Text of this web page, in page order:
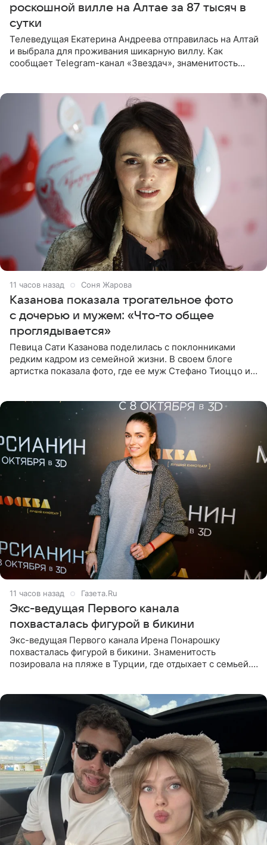
роскошной вилле на Алтае за 87 тысяч в
сутки
Телеведущая Екатерина Андреева отправилась на Алтай
и выбрала для проживания шикарную виллу. Как
сообщает Telegram-канал «Звездач», знаменитость
11 часов назад Соня Жарова
Казанова показала трогательное фото
с дочерью и мужем: «Что-то общее
проглядывается»
Певица Сати Казанова поделилась с поклонниками
редким кадром из семейной жизни. В своем блоге
артистка показала фото, где ее муж Стефано Тиоццо и
11 часов назад Газета.Ru
Экс-ведущая Первого канала
похвасталась фигурой в бикини
Экс-ведущая Первого канала Ирена Понарошку
похвасталась фигурой в бикини. Знаменитость
позировала на пляже в Турции, где отдыхает с семьей.